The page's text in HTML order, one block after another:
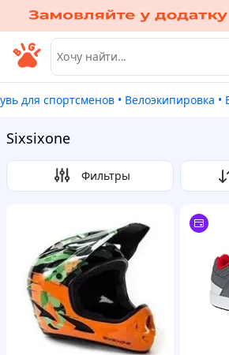
для спортсменов • Велоэкипировка •
Sixsixone
Фильтры